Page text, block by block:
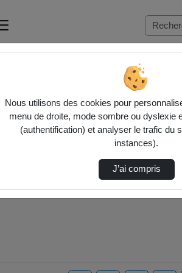
Nous utilisons des cookies pour
menu de droite, mode sombre ou dyslexie
(authentification) et analyser le trafic du
instances).
J’ai compris